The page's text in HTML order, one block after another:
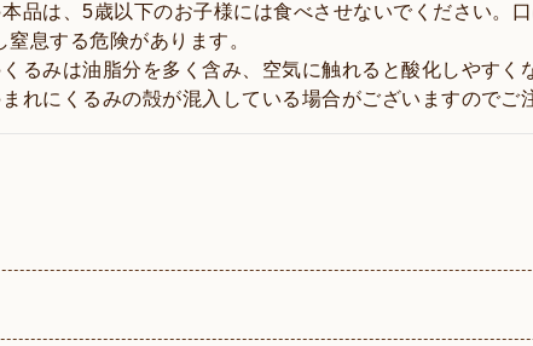
品は、5歳以下のお子様には食べさせないでください。
窒息する危険があります。
るみは油脂分を多く含み、空気に触れると酸化しやすく
れにくるみの殻が混入している場合がございますのでご